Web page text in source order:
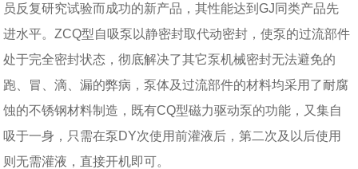
员反复研究试验而成功的新产品，其性能达到GJ同类产品先
进水平。ZCQ型自吸泵以静密封取代动密封，使泵的过流部件
处于完全密封状态，彻底解决了其它泵机械密封无法避免的
跑、冒、滴、漏的弊病，泵体及过流部件的材料均采用了耐腐
蚀的不锈钢材料制造，既有CQ型磁力驱动泵的功能，又集自
吸于一身，只需在泵DY次使用前灌液后，第二次及以后使用
则无需灌液，直接开机即可。